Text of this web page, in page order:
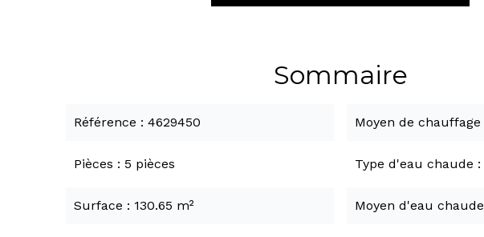
Sommaire
Référence 4629450
Pièces 5 pièces
Surface 130.65 m²
Moyen de chauffage
Type d'eau chaude
Moyen d'eau chaude